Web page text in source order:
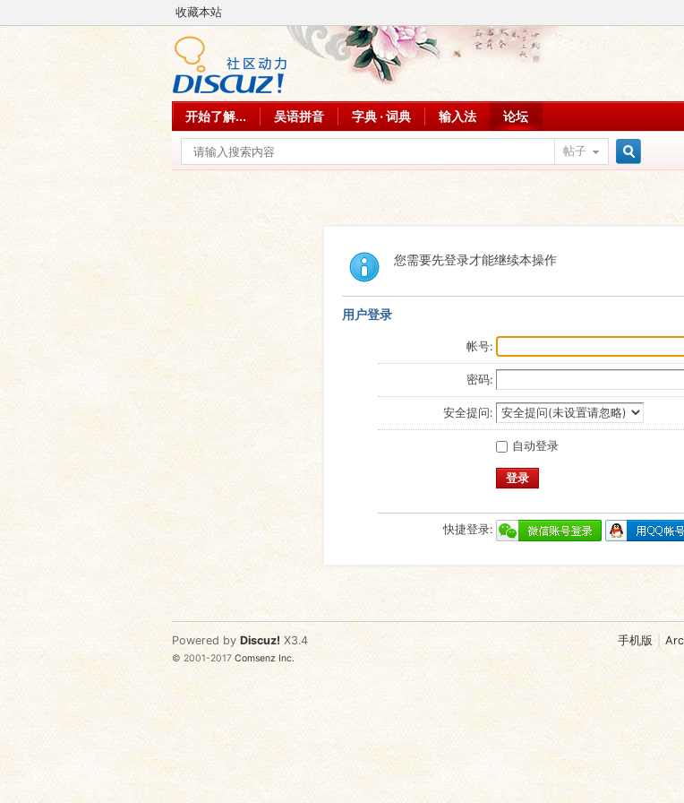
收藏本站
开始了解... 吴语拼音 字典 · 词典 输入法 论坛
帖子
您需要先登录才能继续本操作
用户登录
帐号:
密码:
安全提问:
自动登录
登录
快捷登录:
手机版
Powered by Discuz! X3.4
© 2001-2017Comsenz Inc.